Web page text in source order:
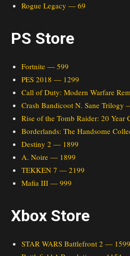
Rogue Legacy — 69
PS Store
Fortnite — 599
PES 2018 — 1299
Call of Duty: Modern Warfare
Crash Bandicoot N. Sane Trilogy
Rise of the Tomb Raider: 20
Borderlands: The Handsome
Destiny 2 — 1899
A. Noire — 1899
TEKKEN 7 — 2199
Mafia III — 999
Xbox Store
STAR WARS Battlefront 2 — 1599